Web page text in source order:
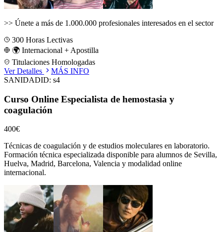
>> Únete a más de 1.000.000 profesionales interesados en el sector
300 Horas Lectivas
🌍 Internacional + Apostilla
Titulaciones Homologadas
Ver Detalles
MÁS INFO
SANIDADID: s4
Curso Online Especialista de hemostasia y
coagulación
400€
Técnicas de coagulación y de estudios moleculares en laboratorio.
Formación técnica especializada disponible para alumnos de Sevilla,
Huelva, Madrid, Barcelona, Valencia y modalidad online
internacional.